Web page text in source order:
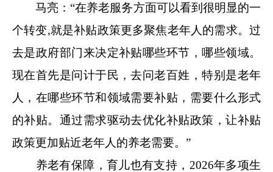
马亮：“在养老服务方面可以看到很明显的一
个转变,就是补贴政策更多聚焦老年人的需求。过
去是政府部门来决定补贴哪些环节，哪些领域。
现在首先是问计于民，去问老百姓，特别是老年
人，在哪些环节和领域需要补贴，需要什么形式
的补贴。通过需求驱动去优化补贴政策，让补贴
政策更加贴近老年人的养老需要。”
养老有保障，育儿也有支持，2026年多项生